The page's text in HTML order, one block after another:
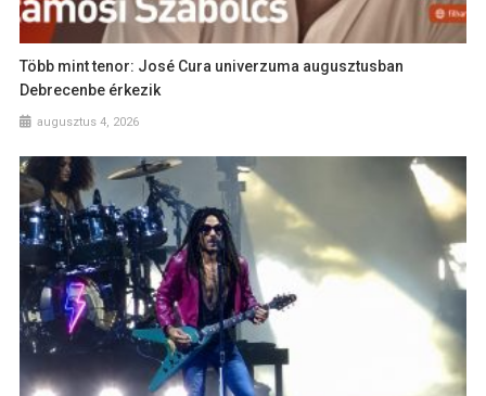
Több mint tenor: José Cura univerzuma augusztusban
Debrecenbe érkezik
augusztus 4, 2026